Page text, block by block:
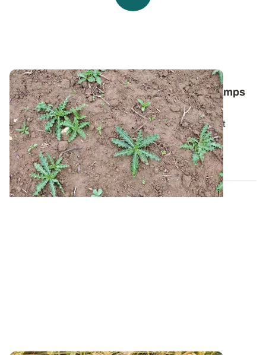
Comment lutter contre le chardon des champs
dans les céréales ?
Pour bien gérer cette plante vivace particulièrement
tenace, il faut avant tout comprendre...
06 AOÛT 2026